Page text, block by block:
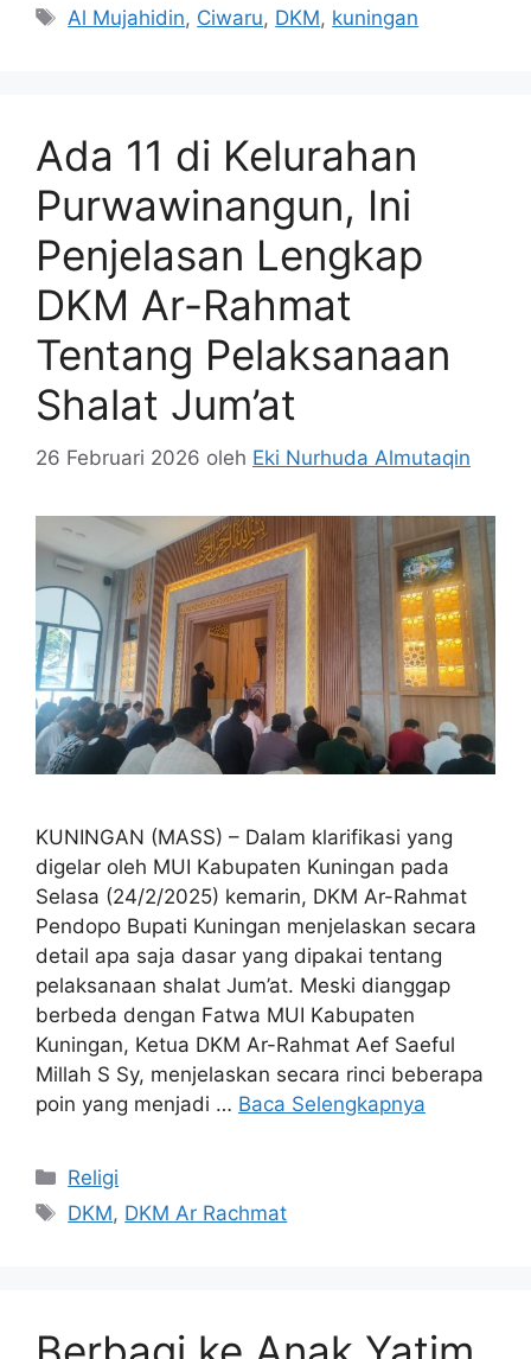
Tag
Al Mujahidin, Ciwaru, DKM, kuningan
Ada 11 di Kelurahan
Purwawinangun, Ini
Penjelasan Lengkap
DKM Ar-Rahmat
Tentang Pelaksanaan
Shalat Jum’at
26 Februari 2026 oleh Eki Nurhuda Almutaqin
KUNINGAN (MASS) – Dalam klarifikasi yang
digelar oleh MUI Kabupaten Kuningan pada
Selasa (24/2/2025) kemarin, DKM Ar-Rahmat
Pendopo Bupati Kuningan menjelaskan secara
detail apa saja dasar yang dipakai tentang
pelaksanaan shalat Jum’at. Meski dianggap
berbeda dengan Fatwa MUI Kabupaten
Kuningan, Ketua DKM Ar-Rahmat Aef Saeful
Millah S Sy, menjelaskan secara rinci beberapa
poin yang menjadi … Baca Selengkapnya
Kategori
Religi
Tag
DKM, DKM Ar Rachmat